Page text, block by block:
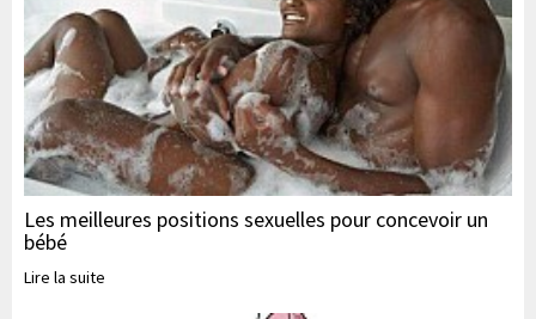
Les meilleures positions sexuelles pour concevoir un
bébé
Lire la suite